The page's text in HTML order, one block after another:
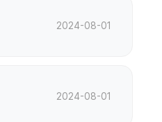
2024-08-01
2024-08-01